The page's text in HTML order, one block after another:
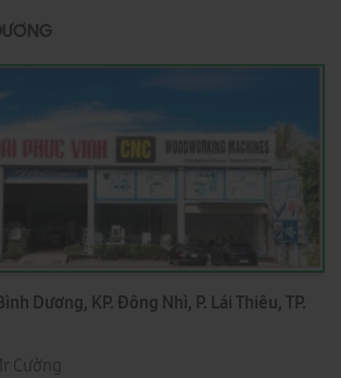
Dương, KP. Đông Nhì, P. Lái Thiêu, TP.
Cường